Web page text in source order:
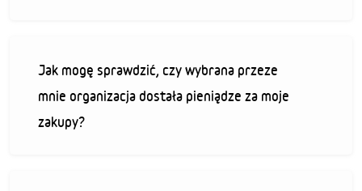
Jak mogę sprawdzić, czy wybrana przeze
mnie organizacja dostała pieniądze za moje
zakupy?